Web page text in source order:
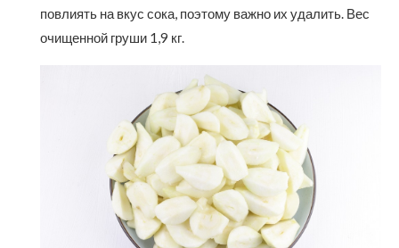
повлиять на вкус сока, поэтому важно их удалить. Вес
очищенной груши 1,9 кг.